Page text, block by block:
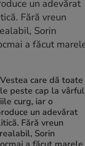
care dă toate
peste cap la vârful
curg, iar o
un adevărat
Fără vreun
Sorin